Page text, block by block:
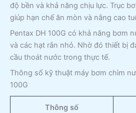
độ bền và khả năng chịu lực. Trục
giúp hạn chế ăn mòn và nâng cao
Pentax DH 100G có khả năng bơm
và các hạt rắn nhỏ. Nhờ đó thiết bị
cầu thoát nước trong thực tế.
Thông số kỹ thuật máy bơm chìm
100G
Thông số